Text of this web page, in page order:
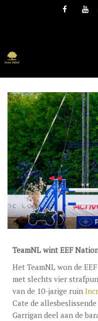
HOME
OVER TEAM NIJHOF
HISTORIE
TEAM
VACATURES
DEKHENGSTEN
DEKGELDEN
VIDEO’S
EU-STATION
ICSI
ALGEMENE
TeamNL wint EEF
Het TeamNL won de
met slechts vier
van de 10-jarige ruin
Cate de
Garrigan deel aan de